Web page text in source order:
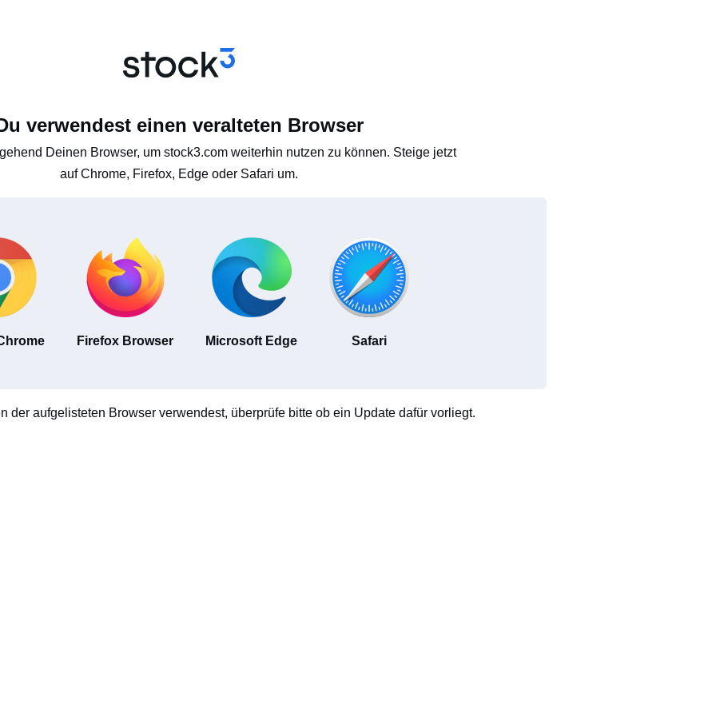
verwendest einen veralteten Browser
Deinen Browser, um stock3.com weiterhin nutzen zu können. Steige jetzt
auf Chrome, Firefox, Edge oder Safari um.
Firefox Browser Microsoft Edge Safari
der aufgelisteten Browser verwendest, überprüfe bitte ob ein Update dafür vorliegt.